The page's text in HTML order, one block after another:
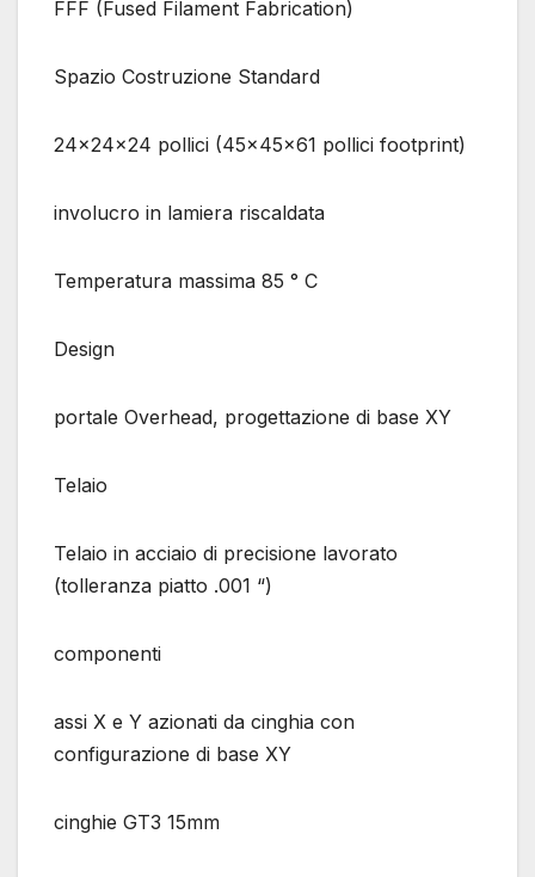
FFF (Fused Filament Fabrication)
Spazio Costruzione Standard
24x24x24 pollici (45x45x61 pollici footprint)
involucro in lamiera riscaldata
Temperatura massima 85 ° C
Design
portale Overhead, progettazione di base XY
Telaio
Telaio in acciaio di precisione lavorato
(tolleranza piatto .001 “)
componenti
assi X e Y azionati da cinghia con
configurazione di base XY
cinghie GT3 15mm